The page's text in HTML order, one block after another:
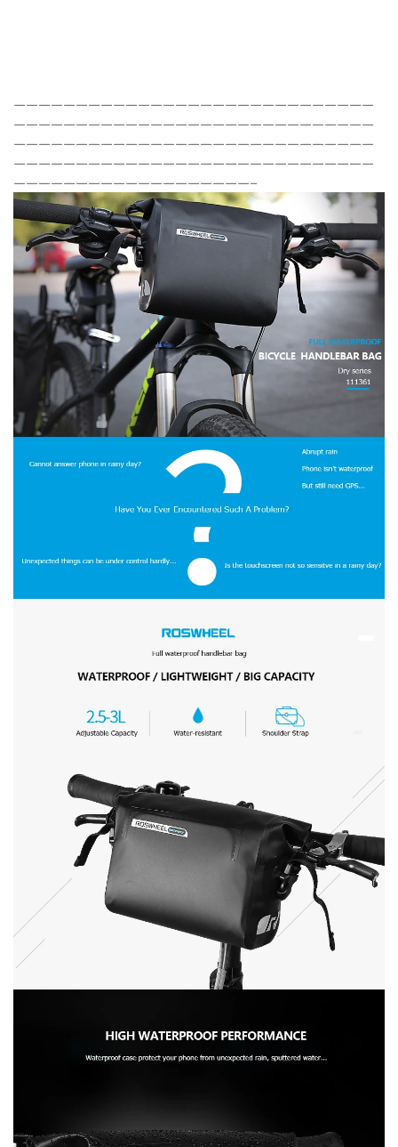
—————————————————————————————
—————————————————————————————
—————————————————————————————
—————————————————————————————
———————————————————–